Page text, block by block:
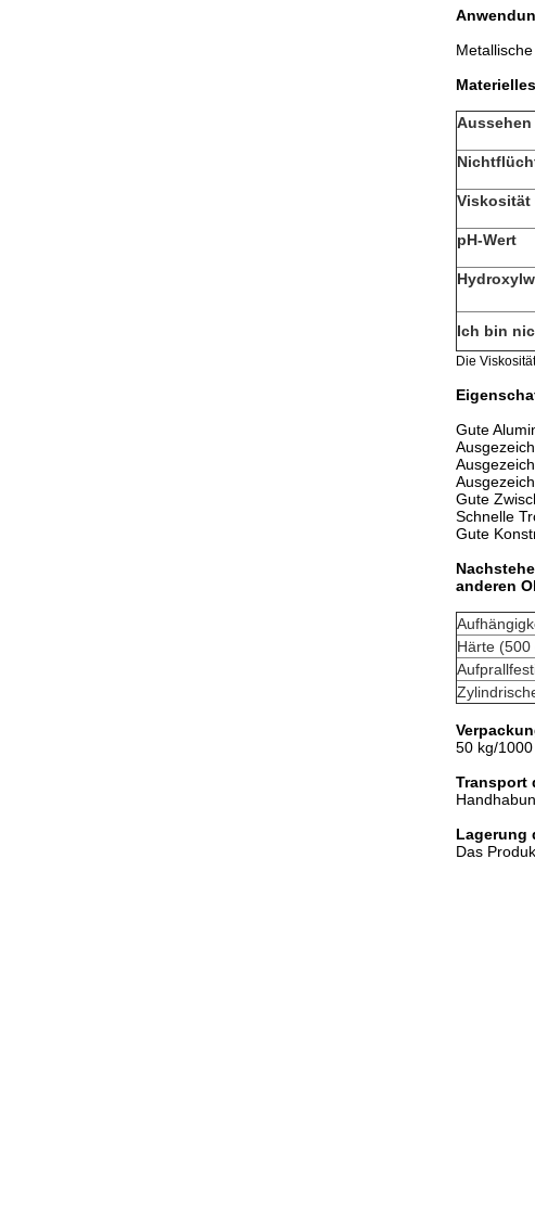
Aussehen
Viskosität
pH-Wert
Ich bin
Die
Gute
Gute
Schnelle
Gute
anderen
Härte (500
50 kg/
Transport
Lagerung
Das